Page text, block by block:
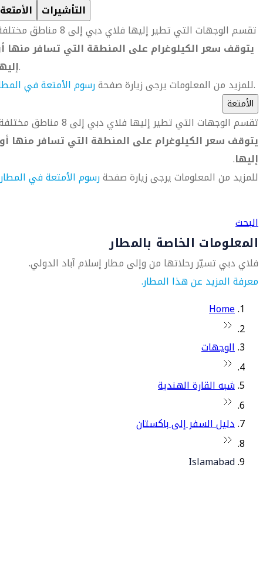
الأمتعة التأشيرات
تقسم الوجهات التي تطير إليها فلاي دبي إلى 8 مناطق مختلفة.
يتوقف سعر الكيلوغرام على المنطقة التي تسافر منها
.
للمزيد من المعلومات يرجى زيارة صفحةرسوم الأمتعة في .
الأمتعة
تقسم الوجهات التي تطير إليها فلاي دبي إلى 8 مناطق مختلفة.
يتوقف سعر الكيلوغرام على المنطقة التي تسافر منها أو
إليها.
للمزيد من المعلومات يرجى زيارة صفحةرسوم الأمتعة في المطار
البحث
المعلومات الخاصة بالمطار
فلاي دبي تسيّر رحلاتها من وإلى مطار إسلام آباد الدولي.
معرفة المزيد عن هذا المطار.
Home
الوجهات
شبه القارة الهندية
دليل السفر إلى باكستان
Islamabad